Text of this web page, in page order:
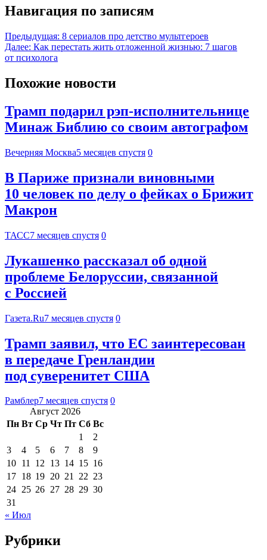
Навигация по записям
Предыдущая: 8 сериалов про детство мультгероев
Далее: Как перестать жить отложенной жизнью: 7 шагов
от психолога
Похожие новости
Трамп подарил рэп-исполнительнице
Минаж Библию со своим автографом
Вечерняя Москва5 месяцев спустя 0
В Париже признали виновными
10 человек по делу о фейках о Брижит
Макрон
ТАСС7 месяцев спустя 0
Лукашенко рассказал об одной
проблеме Белоруссии, связанной
с Россией
Газета.Ru7 месяцев спустя 0
Трамп заявил, что ЕС заинтересован
в передаче Гренландии
под суверенитет США
Рамблер7 месяцев спустя 0
Август 2026
Пн Вт Ср Чт Пт Сб Вс
1
2
3
4 5 6 7 8
9
10 11 12 13 14 15 16
17 18 19 20 21 22 23
24 25 26 27 28 29 30
31
« Июл
Рубрики